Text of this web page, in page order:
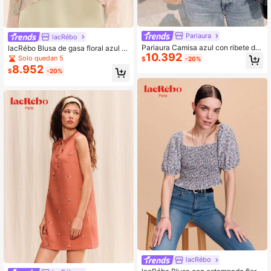
lacRébo
lacRébo Blusa de gasa floral azul tr
ansparente con lazo delantero, top
fluido y transparente, top de verano
lindo
Solo quedan 5
$8.952 -20%
Pariaura
Pariaura Camisa azul con ribete de
volantes de lunares negros, blusa d
e lunares que estiliza para mujer, el
$10.392 -20%
lacRébo